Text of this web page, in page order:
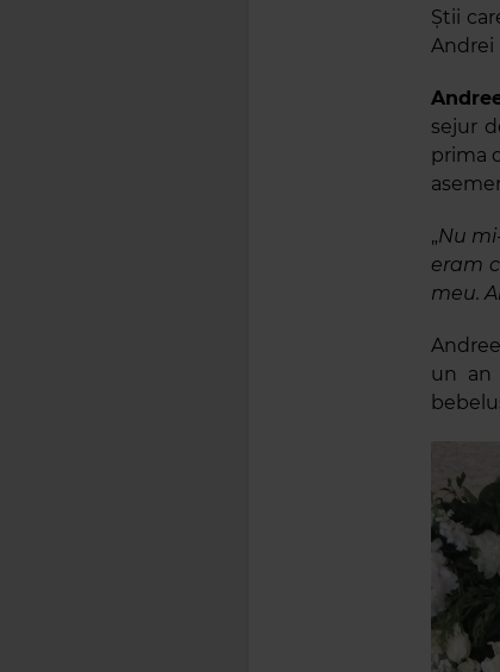
Știi
Andrei
sejur
prima
„Nu
eram
meu.
un an